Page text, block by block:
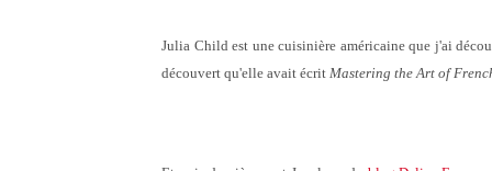
Julia Child est une cuisinière américaine que j'ai
découvert qu'elle avait écrit Mastering the Art of